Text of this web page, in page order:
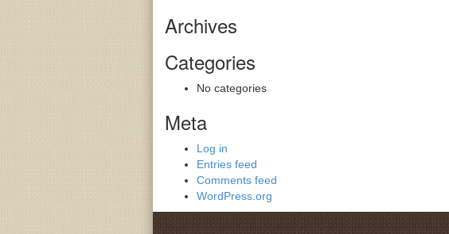
Archives
Categories
No categories
Meta
Log in
Entries feed
Comments feed
WordPress.org